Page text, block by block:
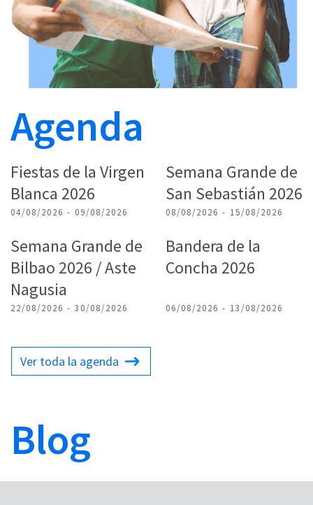
Agenda
Fiestas de la Virgen
Blanca 2026
04/08/2026 - 09/08/2026
Semana Grande de
San Sebastián 2026
08/08/2026 - 15/08/2026
Semana Grande de
Bilbao 2026 / Aste
Nagusia
22/08/2026 - 30/08/2026
Bandera de la
Concha 2026
06/08/2026 - 13/08/2026
Ver toda la agenda
Blog